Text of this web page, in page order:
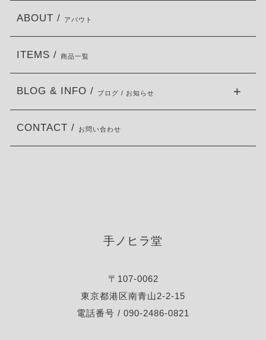
手ノヒラ堂
〒107-0062
東京都港区南青山2-2-15
電話番号 / 090-2486-0821
ABOUT / アバウト
ITEMS / 商品一覧
BLOG & INFO / ブログ / お知らせ
CONTACT / お問い合わせ